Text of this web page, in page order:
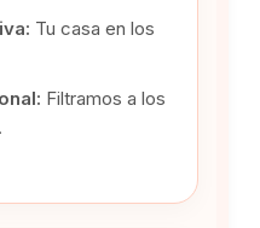
Tu casa en los
Filtramos a los